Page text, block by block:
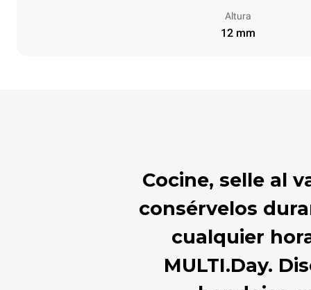
Altura
12 mm
Cocine, selle al
consérvelos
cualquier
MULTI.Day.